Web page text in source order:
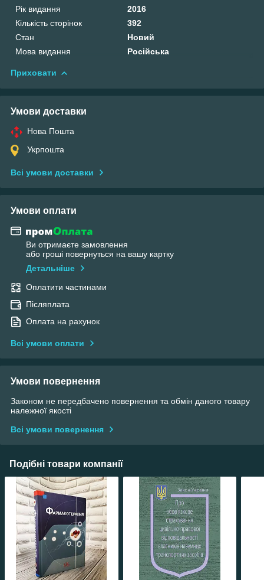
Рік видання
2016
Кількість сторінок
392
Стан
Новий
Мова видання
Російська
Приховати
Умови доставки
Нова Пошта
Укрпошта
Всі умови доставки
Умови оплати
Ви отримаєте замовлення
або гроші повернуться на вашу картку
Детальніше
Оплатити частинами
Післяплата
Оплата на рахунок
Всі умови оплати
Умови повернення
Законом не передбачено повернення та обмін даного товару
належної якості
Всі умови повернення
Подібні товари компанії